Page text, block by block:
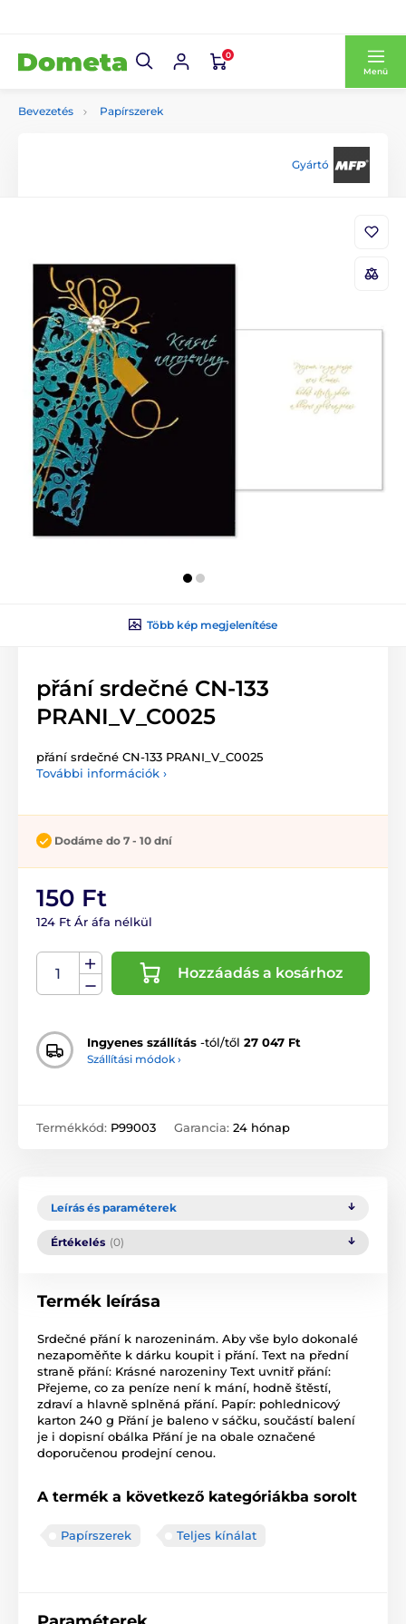
0
Menü
Bevezetés Papírszerek
Gyártó
Több kép megjelenítése
přání srdečné CN-133
PRANI_V_C0025
přání srdečné CN-133 PRANI_V_C0025
További információk ›
Dodáme do 7 - 10 dní
150 Ft
124 Ft Ár áfa nélkül
Hozzáadás a kosárhoz
Ingyenes szállítás -tól/től 27 047 Ft
Szállítási módok ›
Termékkód: P99003 Garancia: 24 hónap
Leírás és paraméterek
Értékelés (0)
Termék leírása
Srdečné přání k narozeninám. Aby vše bylo dokonalé
nezapoměňte k dárku koupit i přání. Text na přední
straně přání: Krásné narozeniny Text uvnitř přání:
Přejeme, co za peníze není k mání, hodně štěstí,
zdraví a hlavně splněná přání. Papír: pohlednicový
karton 240 g Přání je baleno v sáčku, součástí balení
je i dopisní obálka Přání je na obale označené
doporučenou prodejní cenou.
A termék a következő kategóriákba sorolt
Papírszerek Teljes kínálat